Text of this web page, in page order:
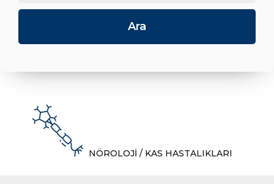
NÖROLOJİ / KAS HASTALIKLARI